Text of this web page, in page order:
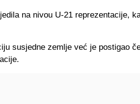
na nivou U-21 reprezentacije,
susjedne zemlje već je postigao